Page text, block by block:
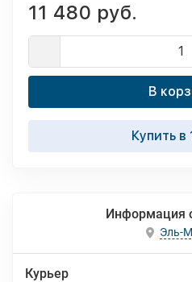
11 480 руб.
В
Купить в
Информация
Эль-
Курьер